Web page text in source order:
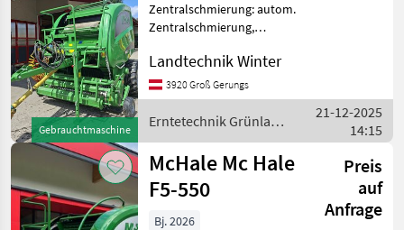
Gebrauchtmaschine
Zentralschmierung: autom.
Zentralschmierung,
Ballenkammer, Druckluft,
Netzbindung,
Rollenniederhalter,
Schneidwerk Die
Marke M
Landtechnik Winter
3920 Groß Gerungs
Erntetechnik Grünland
/ McHale
21-12-2025
14:15
McHale Mc Hale
F5-550
Preis
auf
Anfrage
Bj. 2026